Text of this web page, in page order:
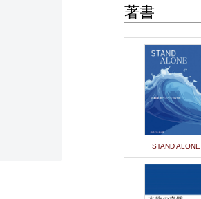
著書
STAND ALONE